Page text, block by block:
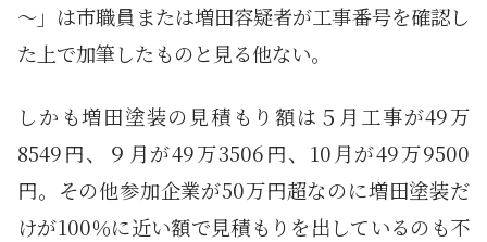
～」は市職員または増田容疑者が工事番号を確認し
た上で加筆したものと見る他ない。
しかも増田塗装の見積もり額は５月工事が49万
8549円、９月が49万3506円、10月が49万9500
円。その他参加企業が50万円超なのに増田塗装だ
けが100％に近い額で見積もりを出しているのも不